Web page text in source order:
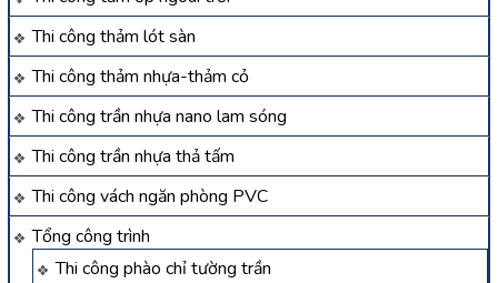
Thi công thảm lót sàn
Thi công thảm nhựa-thảm cỏ
Thi công trần nhựa nano lam sóng
Thi công trần nhựa thả tấm
Thi công vách ngăn phòng PVC
Tổng công trình
Thi công phào chỉ tường trần